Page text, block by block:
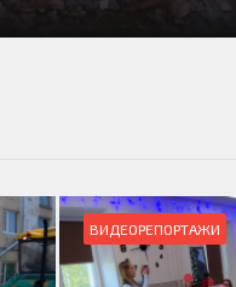
ВИДЕОРЕПОРТАЖИ